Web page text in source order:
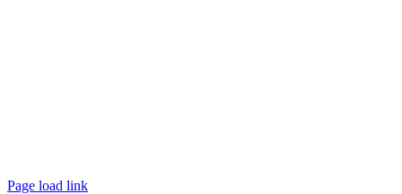
Page load link